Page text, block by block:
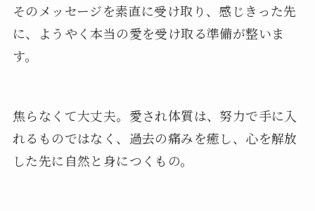
そのメッセージを素直に受け取り、感じきった先
に、ようやく本当の愛を受け取る準備が整いま
す。
焦らなくて大丈夫。愛され体質は、努力で手に入
れるものではなく、過去の痛みを癒し、心を解放
した先に自然と身につくもの。